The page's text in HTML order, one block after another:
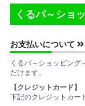
くるパ～ショ
お支払いについて
くるパ～ショッピング
だけます。
【クレジットカード】
下記のクレジットカー